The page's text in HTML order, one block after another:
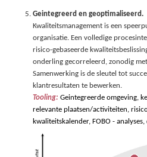
Geintegreerd en geoptimaliseerd.
Kwaliteitsmanagement is een
organisatie. Een volledige
risico-gebaseerde
onderling gecorreleerd, zonodig
Samenwerking is de sleutel tot
klantresultaten te bewerken.
Tooling: Geintegreerde omgeving,
relevante plaatsen/activiteiten,
kwaliteitskalender, FOBO -